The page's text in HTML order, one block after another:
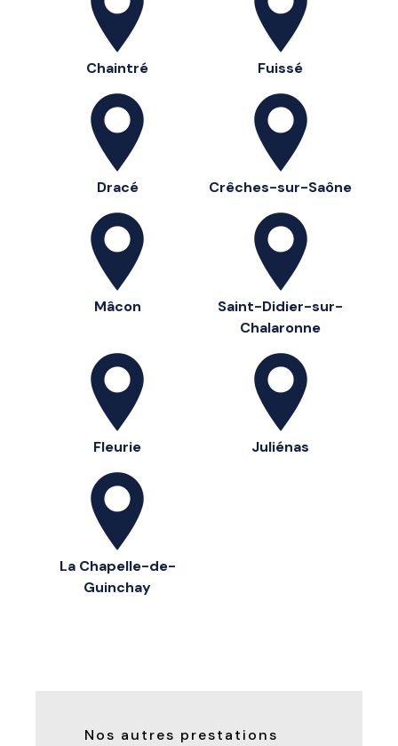
Chaintré Fuissé
Dracé Crêches-sur-Saône
Mâcon
Saint-Didier-sur-
Chalaronne
Fleurie Juliénas
La Chapelle-de-
Guinchay
Nos autres prestations